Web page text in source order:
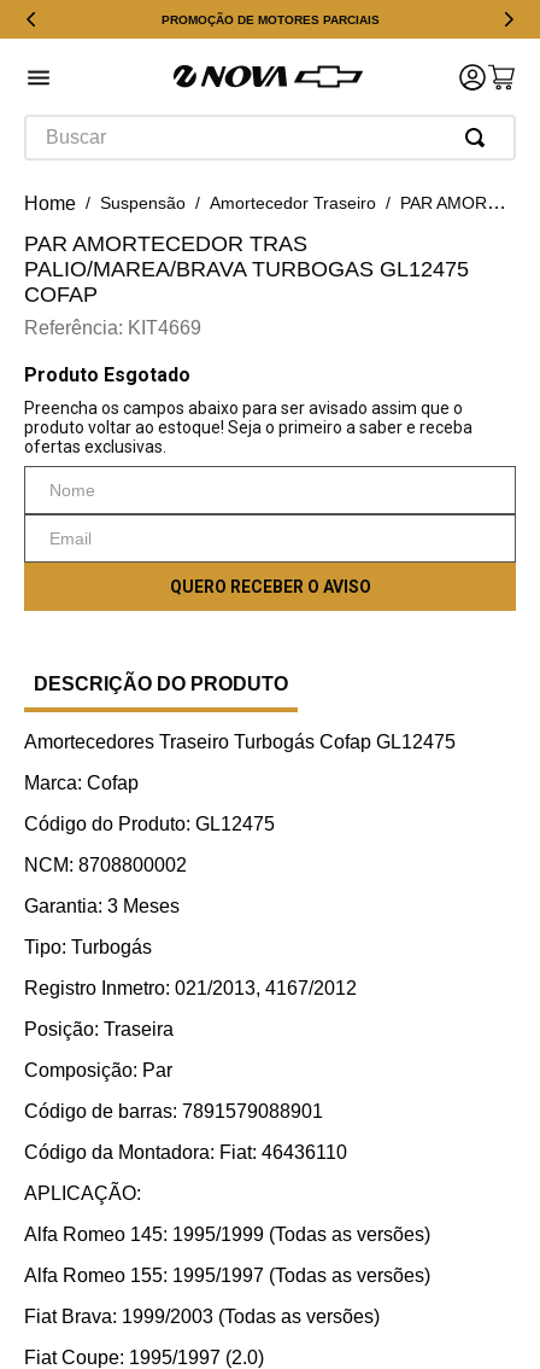
PROMOÇÃO DE MOTORES PARCIAIS
Buscar
Suspensão Amortecedor Traseiro PAR AMORTECEDOR TRAS PALIO/MAREA/BRAVA TURBOGAS GL12475 COFAP
PAR AMORTECEDOR TRAS
PALIO/MAREA/BRAVA TURBOGAS GL12475
COFAP
Referência: KIT4669
DESCRIÇÃO DO PRODUTO
Amortecedores Traseiro Turbogás Cofap GL12475
Marca: Cofap
Código do Produto: GL12475
NCM: 8708800002
Garantia: 3 Meses
Tipo: Turbogás
Registro Inmetro: 021/2013, 4167/2012
Posição: Traseira
Composição: Par
Código de barras: 7891579088901
Código da Montadora: Fiat: 46436110
APLICAÇÃO:
Alfa Romeo 145: 1995/1999 (Todas as versões)
Alfa Romeo 155: 1995/1997 (Todas as versões)
Fiat Brava: 1999/2003 (Todas as versões)
Fiat Coupe: 1995/1997 (2.0)